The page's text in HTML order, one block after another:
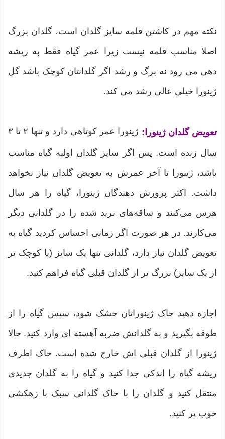
نکته مهم در کاشتن قلمه سایز گلدان است، گلدان بزرگ
اصلا مناسب قلمه نیست زیرا عمر گیاه فقط به ریشه
دهی می رود نه برگ و رشد اگر گلدانتان کوچک باشد گل
ژینورا خیلی عالی رشد می کند.
تعویض گلدان ژینورا: ژینورا عمر کوتاهی دارد و تنها ۲ تا ۳
سال زنده است. پس اگر سایز گلدان اولیه گیاه مناسب
باشد، ژینورا تا آخر عمرش به تعویض گلدان نیاز نخواهد
داشت. اکثر پرورش دهندگان ژینورا، گیاه را هر سال
هرس می‌کنند و ساقه‌های برید شده را در گلدانی دیگر
می‌کارند. در هر صورت اگر زمانی احساس کردید گیاه به
تعویض گلدان نیاز دارد، گلدانی تنها یک سایز (یا کوچک تر
از یک سایز) بزرگ تر از گلدان قبلی گیاه فراهم کنید.
اجازه دهید خاک ژینورا‌تان خشک شود، سپس گیاه را از
طوقه بگیرید و به گلدانش ضربه آهسته ای وارد کنید. حالا
ژینورا از گلدان قبلی اش خارج شده است. خاک اطرف
ریشه گیاه را اندکی جدا کنید و گیاه را به گلدان جدیدی
منتقل کنید و گلدان را با خاک گلدانی سبک با زهکشی
خوب پر کنید.